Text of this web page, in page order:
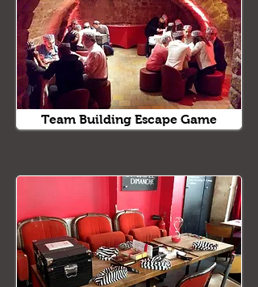
Team Building Escape Game